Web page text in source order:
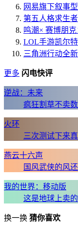
网易旗下叙事
第五人格求生
鸣潮× 赛博朋
LOL手游凯尔
三角洲行动全
更多 闪电快评
逆战：未来
疯狂割草不卖
火环
三次测试下来
燕云十六声
国风武侠的风
我的世界：移动版
这是地球上卖
换一换 猜你喜欢